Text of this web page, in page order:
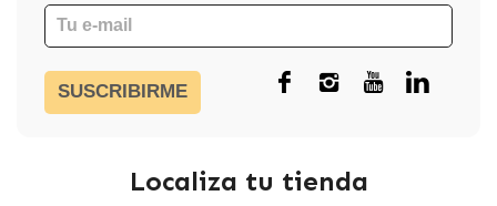
SUSCRIBIRME
Localiza tu tienda